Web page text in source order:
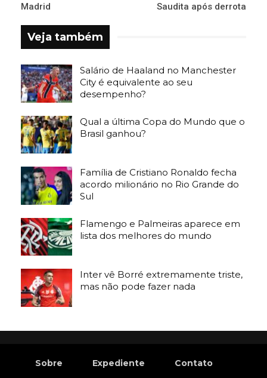
Madrid
Saudita após derrota
Veja também
Salário de Haaland no Manchester
City é equivalente ao seu
desempenho?
Qual a última Copa do Mundo que o
Brasil ganhou?
Família de Cristiano Ronaldo fecha
acordo milionário no Rio Grande do
Sul
Flamengo e Palmeiras aparece em
lista dos melhores do mundo
Inter vê Borré extremamente triste,
mas não pode fazer nada
Sobre Expediente Contato